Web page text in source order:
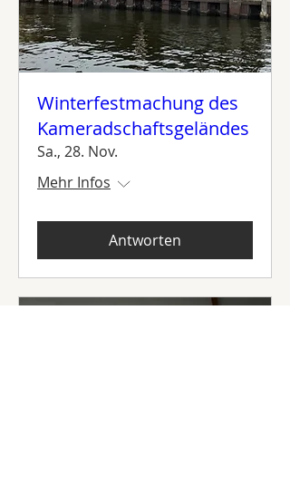
Winterfestmachung des
Kameradschaftsgeländes
Sa., 28. Nov.
Mehr Infos
Antworten